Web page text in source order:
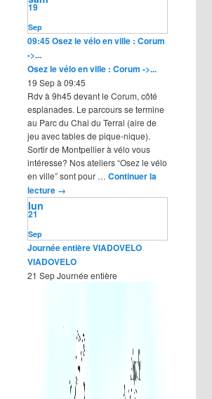
Sep
19
09:45Osez le vélo en ville : Corum
->...
Osez le vélo en ville : Corum ->...
19 Sep à 09:45
Rdv à 9h45 devant le Corum, côté
esplanades. Le parcours se termine
au Parc du Chai du Terral (aire de
jeu avec tables de pique-nique).
Sortir de Montpellier à vélo vous
intéresse? Nos ateliers “Osez le vélo
en ville” sont pour … Continuer la
lecture →
Sep
21
lun
Journée entièreVIADOVELO
VIADOVELO
21 SepJournée entière